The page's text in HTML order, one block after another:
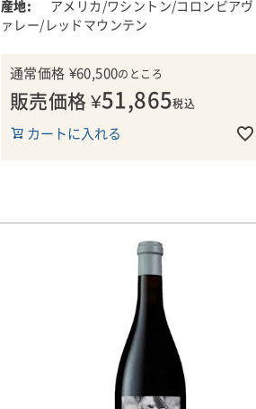
られる、このAVAの最高品質の果実を育て
るために、デリール・セラーズの畑は細部
味わいを是非ご堪能ください。
このワインは、カシス、ブラックカラン
ト、キルシュ・リキュールの素晴らしい香
りが前面に出ています。そしてオークの香
りは、シナモンスティック、クローブ、キ
ャラメル、バニラビーンズの気配を優しく
感じさせてくれるでしょう。
アメリカ/ワシントン/コロンビアヴ
ァレー/レッドマウンテン
通常価格 ¥60,500のところ
販売価格¥51,865税込
カートに入れる